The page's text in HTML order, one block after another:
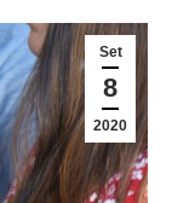
Set
8
2020